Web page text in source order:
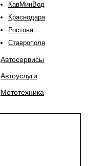
КавМинВод
Краснодара
Ростова
Ставрополя
Автосервисы
Автоуслуги
Мототехника